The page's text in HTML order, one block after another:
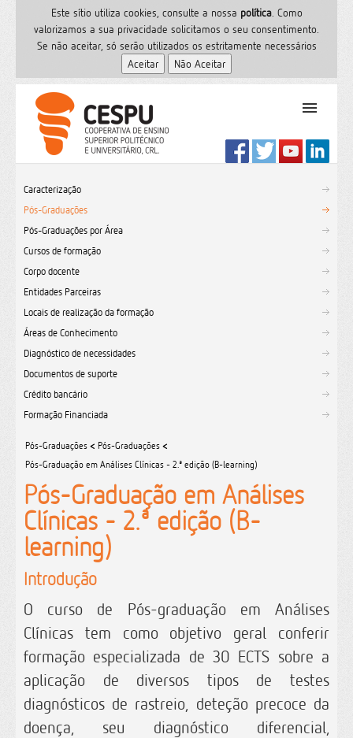
Este sítio utiliza cookies, consulte a nossa polí­tica. Como
valorizamos a sua privacidade solicitamos o seu consentimento.
Se não aceitar, só serão utilizados os estritamente necessários
PT
Formação
Serviços de Saúde
CESPU
Sites do grupo
Utilizador
Contactos
Caracterização
Pós-Graduações
Pós-Graduações por Área
Cursos de formação
Corpo docente
Entidades Parceiras
Locais de realização da formação
Áreas de Conhecimento
Diagnóstico de necessidades
Documentos de suporte
Crédito bancário
Formação Financiada
Pós-Graduações < Pós-Graduações <
Pós-Graduação em Análises Clínicas - 2.ª edição (B-learning)
Pós-Graduação em Análises
Clínicas - 2.ª edição (B-
learning)
Introdução
O curso de Pós-graduação em Análises
Clínicas tem como objetivo geral conferir
formação especializada de 30 ECTS sobre a
aplicação de diversos tipos de testes
diagnósticos de rastreio, deteção precoce da
doença, seu diagnóstico diferencial,